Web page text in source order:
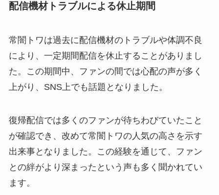
配信機材トラブルによる休止期間
常闇トワは過去に配信機材のトラブルや体調不良
により、一定期間配信を休止することがありまし
た。この期間中、ファンの間では心配の声が多く
上がり、SNS上でも話題となりました。
復帰配信では多くのファンが待ちわびていたこと
が確認でき、改めて常闇トワの人気の高さを示す
出来事となりました。この経験を通じて、ファン
との絆がより深まったという声も多く聞かれてい
ます。